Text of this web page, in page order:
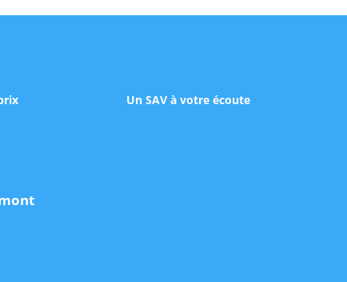
Un SAV à votre écoute